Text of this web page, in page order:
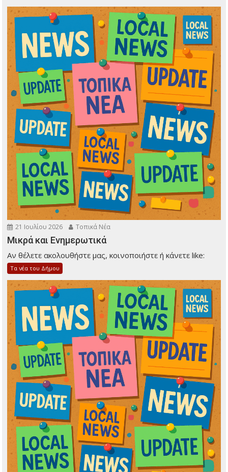
21 Ιουλίου 2026 Τοπικά Νέα
Μικρά και Ενημερωτικά
Αν θέλετε ακολουθήστε μας, κοινοποιήστε ή κάνετε like:
Τα νέα του Δήμου